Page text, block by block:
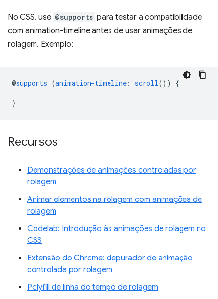
No CSS, use @supports para testar a compatibilidade
com animation-timeline antes de usar animações de
rolagem. Exemplo:
@supports (animation-timeline : scroll ()) {
}
Recursos
Demonstrações de animações controladas por
rolagem
Animar elementos na rolagem com animações de
rolagem
Codelab: Introdução às animações de rolagem no
CSS
Extensão do Chrome: depurador de animação
controlada por rolagem
Polyfill de linha do tempo de rolagem